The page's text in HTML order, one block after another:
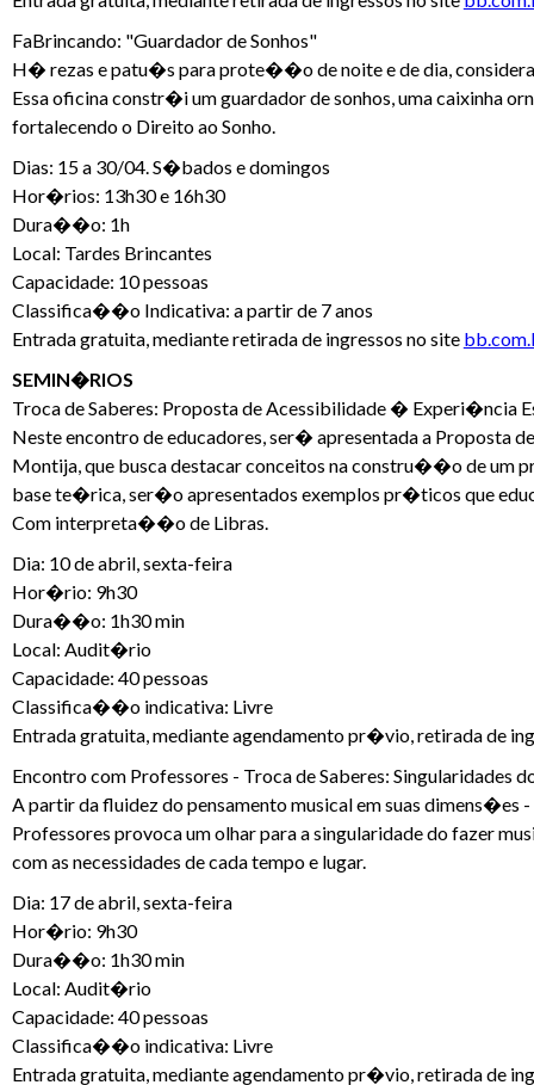
FaBrincando: "Guardador de Sonhos"
H� rezas e patu�s para prote��o de noite e de dia,
Essa oficina constr�i um guardador de sonhos, uma caixinha
fortalecendo o Direito ao Sonho.
Dias: 15 a 30/04. S�bados e domingos
Hor�rios: 13h30 e 16h30
Dura��o: 1h
Local: Tardes Brincantes
Capacidade: 10 pessoas
Classifica��o Indicativa: a partir de 7 anos
Entrada gratuita, mediante retirada de ingressos no site
SEMIN�RIOS
Troca de Saberes: Proposta de Acessibilidade �
Neste encontro de educadores, ser� apresentada a Proposta
Montija, que busca destacar conceitos na constru��o de um
base te�rica, ser�o apresentados exemplos pr�ticos que
Com interpreta��o de Libras.
Dia: 10 de abril, sexta-feira
Hor�rio: 9h30
Dura��o: 1h30 min
Local: Audit�rio
Capacidade: 40 pessoas
Classifica��o indicativa: Livre
Entrada gratuita, mediante agendamento pr�vio, retirada de
Encontro com Professores - Troca de Saberes: Singularidades
A partir da fluidez do pensamento musical em suas
Professores provoca um olhar para a singularidade do fazer
com as necessidades de cada tempo e lugar.
Dia: 17 de abril, sexta-feira
Hor�rio: 9h30
Dura��o: 1h30 min
Local: Audit�rio
Capacidade: 40 pessoas
Classifica��o indicativa: Livre
Entrada gratuita, mediante agendamento pr�vio, retirada de